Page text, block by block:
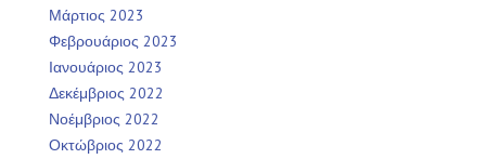
Μάρτιος 2023
Φεβρουάριος 2023
Ιανουάριος 2023
Δεκέμβριος 2022
Νοέμβριος 2022
Οκτώβριος 2022